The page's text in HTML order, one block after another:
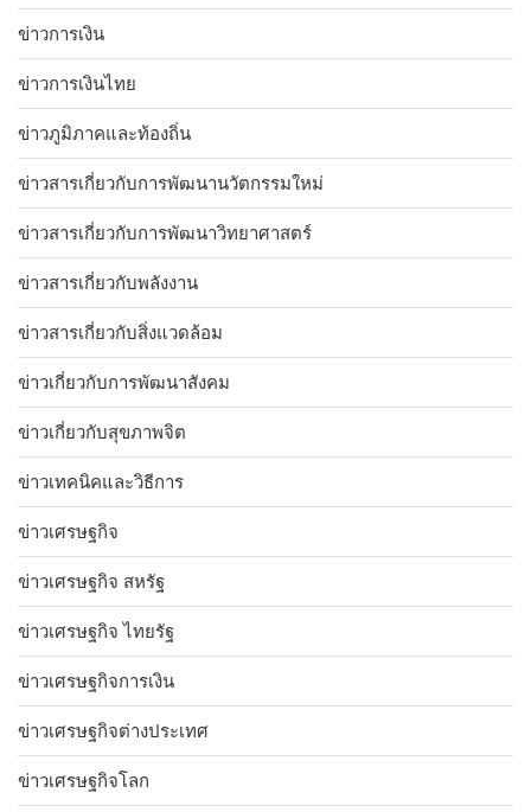
ข่าวการเงิน
ข่าวการเงินไทย
ข่าวภูมิภาคและท้องถิ่น
ข่าวสารเกี่ยวกับการพัฒนานวัตกรรมใหม่
ข่าวสารเกี่ยวกับการพัฒนาวิทยาศาสตร์
ข่าวสารเกี่ยวกับพลังงาน
ข่าวสารเกี่ยวกับสิ่งแวดล้อม
ข่าวเกี่ยวกับการพัฒนาสังคม
ข่าวเกี่ยวกับสุขภาพจิต
ข่าวเทคนิคและวิธีการ
ข่าวเศรษฐกิจ
ข่าวเศรษฐกิจ สหรัฐ
ข่าวเศรษฐกิจ ไทยรัฐ
ข่าวเศรษฐกิจการเงิน
ข่าวเศรษฐกิจต่างประเทศ
ข่าวเศรษฐกิจโลก